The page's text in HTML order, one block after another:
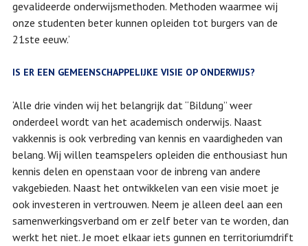
gevalideerde onderwijsmethoden. Methoden waarmee wij
onze studenten beter kunnen opleiden tot burgers van de
21ste eeuw.’
IS ER EEN GEMEENSCHAPPELIJKE VISIE OP ONDERWIJS?
‘Alle drie vinden wij het belangrijk dat “Bildung” weer
onderdeel wordt van het academisch onderwijs. Naast
vakkennis is ook verbreding van kennis en vaardigheden van
belang. Wij willen teamspelers opleiden die enthousiast hun
kennis delen en openstaan voor de inbreng van andere
vakgebieden. Naast het ontwikkelen van een visie moet je
ook investeren in vertrouwen. Neem je alleen deel aan een
samenwerkingsverband om er zelf beter van te worden, dan
werkt het niet. Je moet elkaar iets gunnen en territoriumdrift